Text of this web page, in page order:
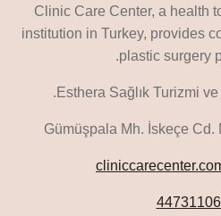
Clinic Care Center, a health
institution in Turkey, provides
plastic surgery
Esthera Sağlık Turizmi ve
Gümüşpala Mh. İskeçe